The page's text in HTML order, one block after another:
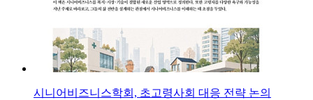
시니어비즈니스학회, 초고령사회 대응 전략 논의